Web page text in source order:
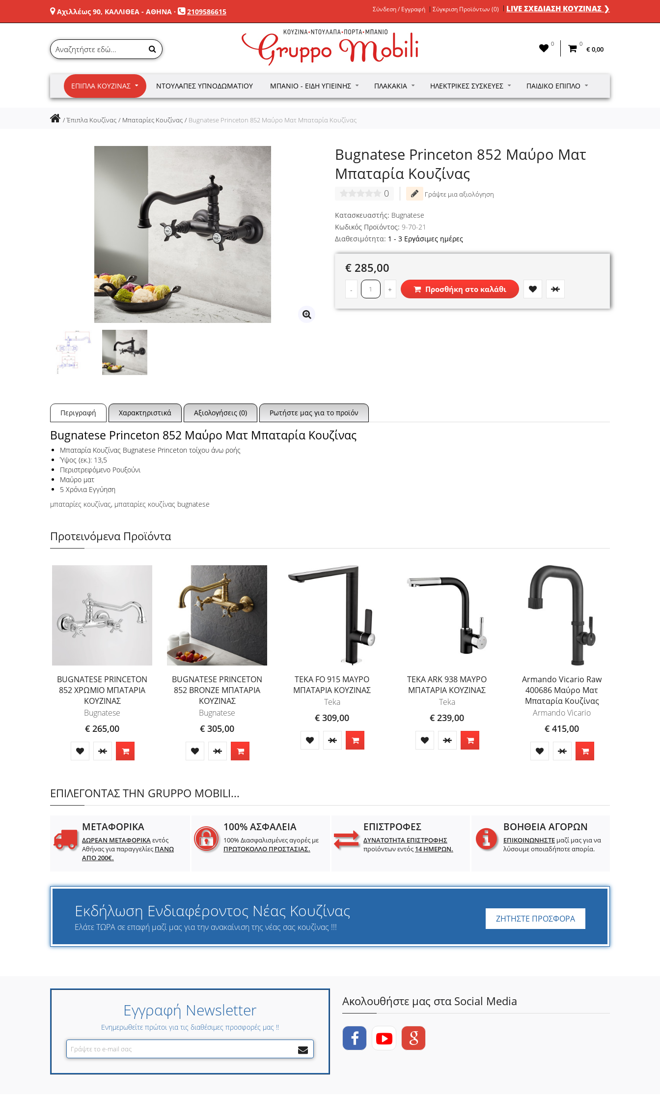
Αχιλλέως 90, ΚΑΛΛΙΘΕΑ - ΑΘΗΝΑ · 2109586615 Σύνδεση / Εγγραφή Σύγκριση Προϊόντων (0) LIVE ΣΧΕΔΙΑΣΗ ΚΟΥΖΙΝΑΣ ❯
0 0
€ 0,00
ΈΠΙΠΛΑ ΚΟΥΖΊΝΑΣ ΝΤΟΥΛΆΠΕΣ ΥΠΝΟΔΩΜΑΤΊΟΥ ΜΠΆΝΙΟ - ΕΊΔΗ ΥΓΙΕΙΝΉΣ ΠΛΑΚΆΚΙΑ ΗΛΕΚΤΡΙΚΈΣ ΣΥΣΚΕΥΈΣ ΠΑΙΔΙΚΌ ΈΠΙΠΛΟ
Έπιπλα Κουζίνας Μπαταρίες Κουζίνας Bugnatese Princeton 852 Μαύρο Ματ Μπαταρία Κουζίνας
Bugnatese Princeton 852 Μαύρο Ματ
Μπαταρία Κουζίνας
0 Γράψτε μια αξιολόγηση
Κατασκευαστής: Bugnatese
Κωδικός Προϊόντος: 9-70-21
Διαθεσιμότητα: 1 - 3 Εργάσιμες ημέρες
€ 285,00
- + Προσθήκη στο καλάθι
Περιγραφή Χαρακτηριστικά Αξιολογήσεις (0) Ρωτήστε μας για το προϊόν
Bugnatese Princeton 852 Μαύρο Ματ Μπαταρία Κουζίνας
Μπαταρία Κουζίνας Bugnatese Princeton τοίχου άνω ροής
Ύψος (εκ.): 13,5
Περιστρεφόμενο Ρουξούνι
Μαύρο ματ
5 Χρόνια Εγγύηση
μπαταρίες κουζίνας, μπαταρίες κουζίνας bugnatese
Προτεινόμενα Προϊόντα
BUGNATESE PRINCETON
852 ΧΡΩΜΙΟ ΜΠΑΤΑΡΙΑ
ΚΟΥΖΙΝΑΣ
Bugnatese
€ 265,00
BUGNATESE PRINCETON
852 BRONZE ΜΠΑΤΑΡΙΑ
ΚΟΥΖΙΝΑΣ
Bugnatese
€ 305,00
TEKA FO 915 ΜΑΥΡΟ
ΜΠΑΤΑΡΙΑ ΚΟΥΖΙΝΑΣ
Teka
€ 309,00
TEKA ARK 938 ΜΑΥΡΟ
ΜΠΑΤΑΡΙΑ ΚΟΥΖΙΝΑΣ
Teka
€ 239,00
Armando Vicario Raw
400686 Μαύρο Ματ
Μπαταρία Κουζίνας
Armando Vicario
€ 415,00
ΕΠΙΛΕΓΟΝΤΑΣ ΤΗΝ GRUPPO MOBILI...
ΜΕΤΑΦΟΡΙΚΑ
ΔΩΡΕΑΝ ΜΕΤΑΦΟΡΙΚΑεντός
Αθήνας για παραγγελίες ΠΑΝΩ
ΑΠΟ 200€.
100% ΑΣΦΑΛΕΙΑ
100% Διασφαλισμένες αγορές με
ΠΡΩΤΟΚΟΛΛΟ ΠΡΟΣΤΑΣΙΑΣ.
ΕΠΙΣΤΡΟΦΕΣ
ΔΥΝΑΤΟΤΗΤΑ ΕΠΙΣΤΡΟΦΗΣ
προϊόντων εντός 14 ΗΜΕΡΩΝ.
ΒΟΗΘΕΙΑ ΑΓΟΡΩΝ
ΕΠΙΚΟΙΝΩΝΗΣΤΕ μαζί μας για να
λύσουμε οποιαδήποτε απορία.
Εκδήλωση Ενδιαφέροντος Νέας Κουζίνας
Ελάτε ΤΩΡΑ σε επαφή μαζί μας για την ανακαίνιση της νέας σας κουζίνας !!!
ΖΗΤΗΣΤΕ ΠΡΟΣΦΟΡΑ
Εγγραφή Newsletter
Ενημερωθείτε πρώτοι για τις διαθέσιμες προσφορές μας !!
Ακολουθήστε μας στα Social Media